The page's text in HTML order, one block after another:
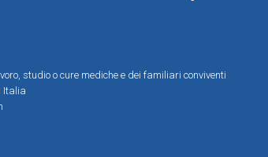
studio o cure mediche e dei familiari conviventi
Italia